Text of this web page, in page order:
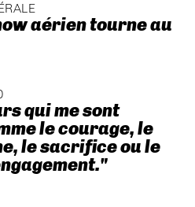
aérien tourne au
qui me sont
le courage, le
le sacrifice ou le